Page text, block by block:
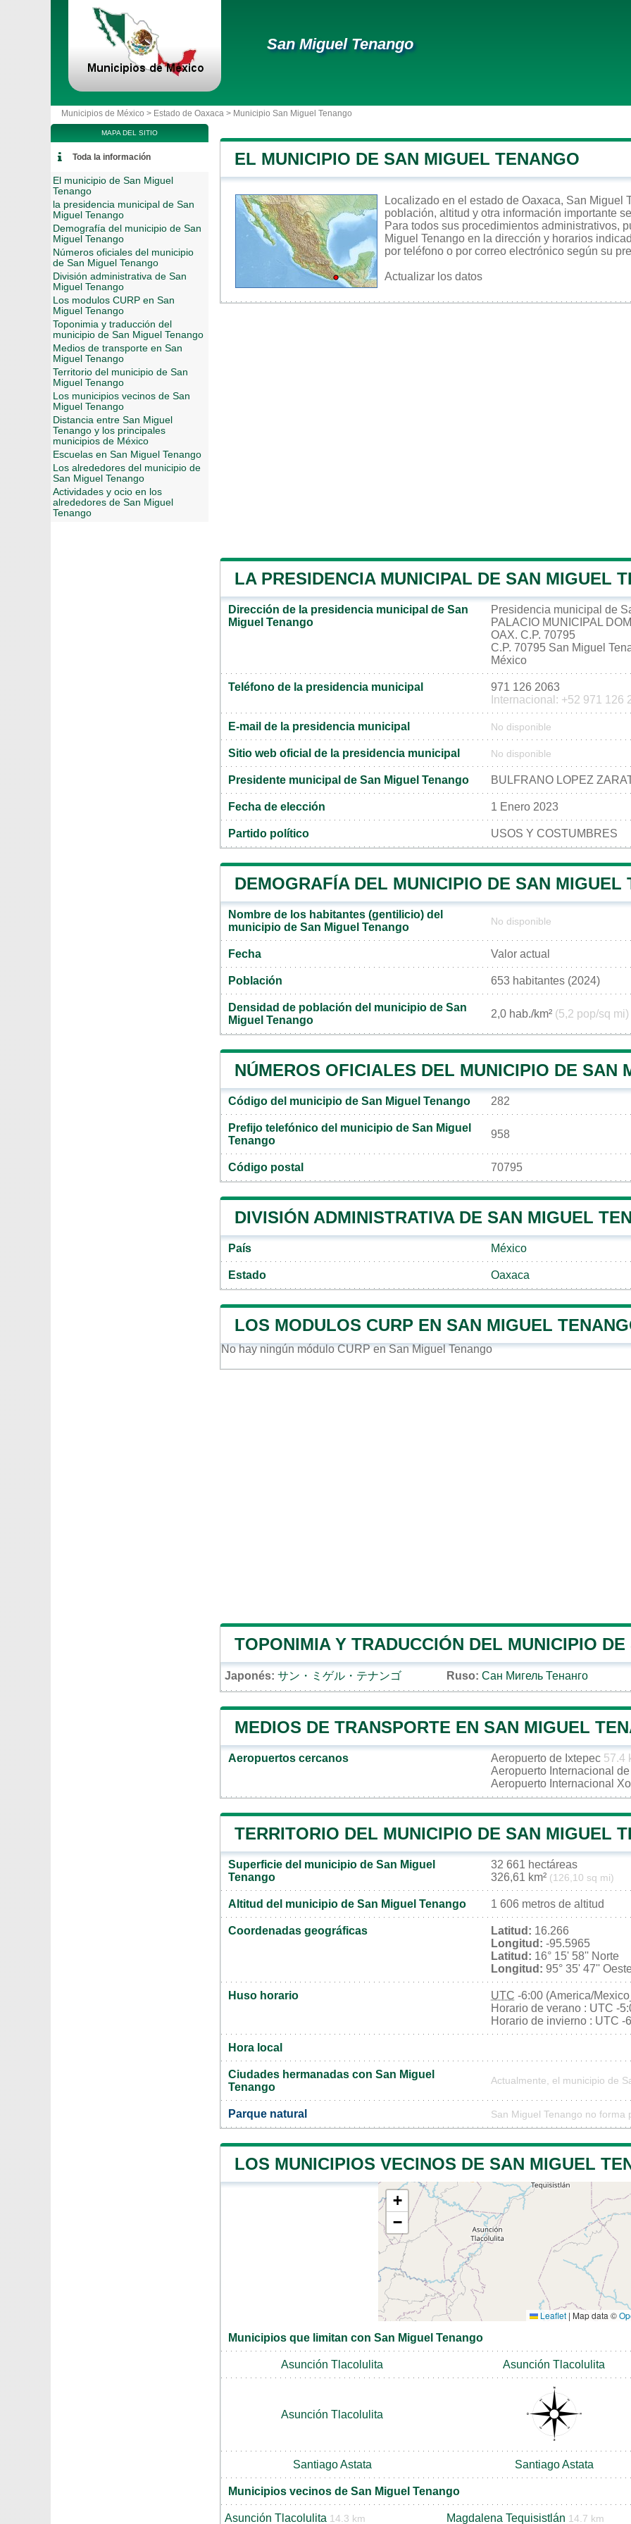
San Miguel Tenango
Municipios de México > Estado de Oaxaca > Municipio San Miguel Tenango
EL MUNICIPIO DE SAN MIGUEL TENANGO
Localizado en el estado de Oaxaca, San Miguel
población, altitud y otra información importante
Para todos sus procedimientos administrativos,
Miguel Tenango en la dirección y horarios
por teléfono o por correo electrónico según su
Actualizar los datos
LA PRESIDENCIA MUNICIPAL DE SAN MIGUEL
Dirección de la presidencia municipal de San
Miguel Tenango
Presidencia municipal de
PALACIO MUNICIPAL
OAX. C.P. 70795
C.P. 70795 San Miguel
México
Teléfono de la presidencia municipal
971 126 2063
Internacional: +52 971 126
E-mail de la presidencia municipal No disponible
Sitio web oficial de la presidencia municipal No disponible
Presidente municipal de San Miguel Tenango BULFRANO LOPEZ
Fecha de elección 1 Enero 2023
Partido político USOS Y COSTUMBRES
DEMOGRAFÍA DEL MUNICIPIO DE SAN MIGUEL
Nombre de los habitantes (gentilicio) del
municipio de San Miguel Tenango
No disponible
Fecha Valor actual
Población 653 habitantes (2024)
Densidad de población del municipio de San
Miguel Tenango
2,0 hab./km² (5,2 pop/sq mi)
NÚMEROS OFICIALES DEL MUNICIPIO DE SAN
Código del municipio de San Miguel Tenango 282
Prefijo telefónico del municipio de San Miguel
Tenango
958
Código postal 70795
DIVISIÓN ADMINISTRATIVA DE SAN MIGUEL
País México
Estado Oaxaca
LOS MODULOS CURP EN SAN MIGUEL
No hay ningún módulo CURP en San Miguel Tenango
TOPONIMIA Y TRADUCCIÓN DEL MUNICIPIO
Japonés: サン・ミゲル・テナンゴ Ruso: Сан Мигель Тенанго
MEDIOS DE TRANSPORTE EN SAN MIGUEL
Aeropuertos cercanos Aeropuerto de Ixtepec 57.4
Aeropuerto Internacional
Aeropuerto Internacional
TERRITORIO DEL MUNICIPIO DE SAN MIGUEL
Superficie del municipio de San Miguel
Tenango
32 661 hectáreas
326,61 km² (126,10 sq mi)
Altitud del municipio de San Miguel Tenango 1 606 metros de altitud
Coordenadas geográficas Latitud: 16.266
Longitud: -95.5965
Latitud: 16° 15' 58'' Norte
Longitud: 95° 35' 47''
Huso horario UTC -6:00 (America/
Horario de verano : UTC -
Horario de invierno : UTC -
Hora local
Ciudades hermanadas con San Miguel
Tenango
Actualmente, el municipio de
Parque natural San Miguel Tenango no
LOS MUNICIPIOS VECINOS DE SAN MIGUEL
+
−
Leaflet | Map data ©
Municipios que limitan con San Miguel Tenango
Asunción Tlacolulita Asunción Tlacolulita
Asunción Tlacolulita
Santiago Astata Santiago Astata
Municipios vecinos de San Miguel Tenango
Asunción Tlacolulita 14.3 km Magdalena Tequisistlán 14.7 km
MAPA DEL SITIO
Toda la información
El municipio de San Miguel
Tenango
la presidencia municipal de San
Miguel Tenango
Demografía del municipio de San
Miguel Tenango
Números oficiales del municipio
de San Miguel Tenango
División administrativa de San
Miguel Tenango
Los modulos CURP en San
Miguel Tenango
Toponimia y traducción del
municipio de San Miguel Tenango
Medios de transporte en San
Miguel Tenango
Territorio del municipio de San
Miguel Tenango
Los municipios vecinos de San
Miguel Tenango
Distancia entre San Miguel
Tenango y los principales
municipios de México
Escuelas en San Miguel Tenango
Los alrededores del municipio de
San Miguel Tenango
Actividades y ocio en los
alrededores de San Miguel
Tenango